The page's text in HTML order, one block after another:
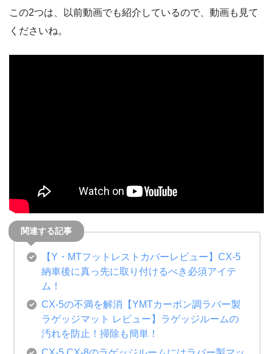
この2つは、以前動画でも紹介しているので、動画も見て
くださいね。
【Y・MTフットレストカバーレビュー】CX-5
納車後に真っ先に取り付けるべき必須アイテ
ム！
CX-5の不満を解消【YMTカーボン調ラバー製
ラゲッジマット レビュー】ラゲッジルームの
汚れを防止！掃除も簡単！